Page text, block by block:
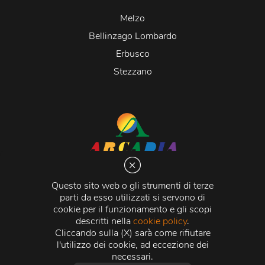
Questo sito web o gli strumenti di terze
parti da esso utilizzati si servono di
cookie per il funzionamento e gli scopi
descritti nellacookie policy.
Cliccando sulla (X) sarà come rifiutare
l'utilizzo dei cookie, ad eccezione dei
necessari.
Melzo
Bellinzago Lombardo
Erbusco
Stezzano
Via Martiri della Libertà 20066 Melzo (MI)
C.C.I.A.A. - R.E.A di Milano n. 1427910
Registro delle Imprese di Milano n. 338392 -
Fiscale e Partita Iva11015840157 | Capitale Sociale
500.000,00 i.v.
Credits:Crea Informatica S.r.l. 2026 © Tutti i diritti
riservati.